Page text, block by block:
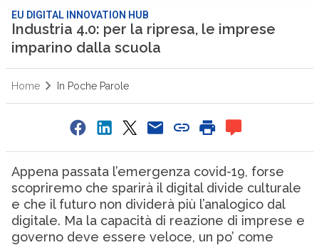
EU DIGITAL INNOVATION HUB
Industria 4.0: per la ripresa, le imprese
imparino dalla scuola
Home In Poche Parole
Appena passata l’emergenza covid-19, forse
scopriremo che sparirà il digital divide culturale
e che il futuro non dividerà più l’analogico dal
digitale. Ma la capacità di reazione di imprese e
governo deve essere veloce, un po’ come